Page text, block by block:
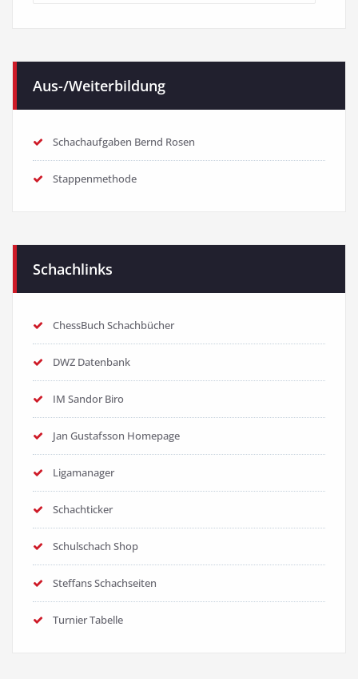
Aus-/Weiterbildung
Schachaufgaben Bernd Rosen
Stappenmethode
Schachlinks
ChessBuch Schachbücher
DWZ Datenbank
IM Sandor Biro
Jan Gustafsson Homepage
Ligamanager
Schachticker
Schulschach Shop
Steffans Schachseiten
Turnier Tabelle